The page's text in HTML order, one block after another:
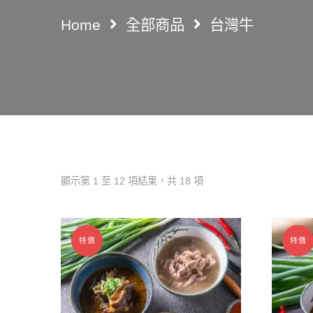
Home 全部商品 台灣牛
顯示第 1 至 12 項結果，共 18 項
特價 特價